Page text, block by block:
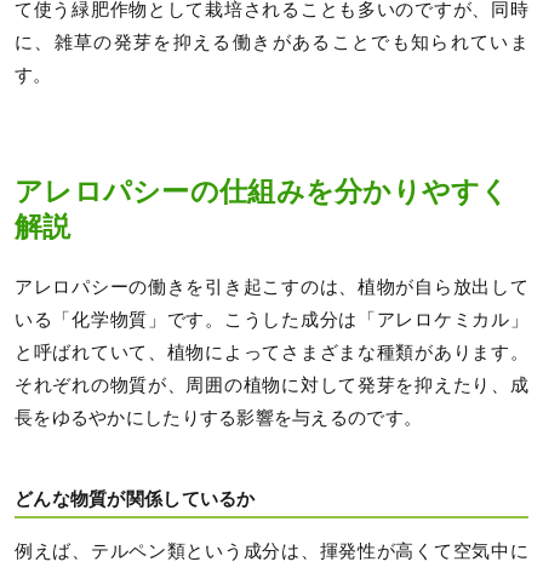
て使う緑肥作物として栽培されることも多いのですが、同時
に、雑草の発芽を抑える働きがあることでも知られていま
す。
アレロパシーの仕組みを分かりやすく
解説
アレロパシーの働きを引き起こすのは、植物が自ら放出して
いる「化学物質」です。こうした成分は「アレロケミカル」
と呼ばれていて、植物によってさまざまな種類があります。
それぞれの物質が、周囲の植物に対して発芽を抑えたり、成
長をゆるやかにしたりする影響を与えるのです。
どんな物質が関係しているか
例えば、テルペン類という成分は、揮発性が高くて空気中に